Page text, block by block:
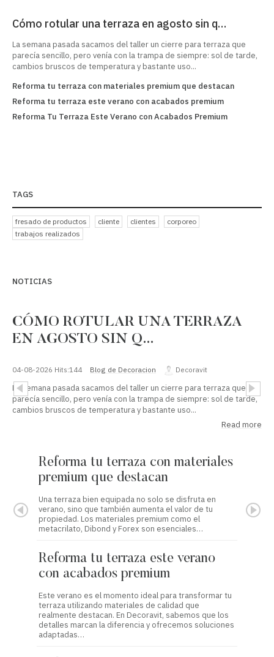
Cómo rotular una terraza en agosto sin q…
La semana pasada sacamos del taller un cierre para terraza que
parecía sencillo, pero venía con la trampa de siempre: sol de tarde,
cambios bruscos de temperatura y bastante uso...
Reforma tu terraza con materiales premium que destacan
Reforma tu terraza este verano con acabados premium
Reforma Tu Terraza Este Verano con Acabados Premium
TAGS
fresado de productos cliente clientes
corporeo
trabajos realizados
NOTICIAS
CÓMO ROTULAR UNA TERRAZA
EN AGOSTO SIN Q…
04-08-2026 Hits:144 Blog de Decoracion Decoravit
La semana pasada sacamos del taller un cierre para terraza que
parecía sencillo, pero venía con la trampa de siempre: sol de tarde,
cambios bruscos de temperatura y bastante uso...
Read more
Reforma tu terraza con materiales
premium que destacan
Una terraza bien equipada no solo se disfruta en
verano, sino que también aumenta el valor de tu
propiedad. Los materiales premium como el
metacrilato, Dibond y Forex son esenciales…
Reforma tu terraza este verano
con acabados premium
Este verano es el momento ideal para transformar tu
terraza utilizando materiales de calidad que
realmente destacan. En Decoravit, sabemos que los
detalles marcan la diferencia y ofrecemos soluciones
adaptadas…